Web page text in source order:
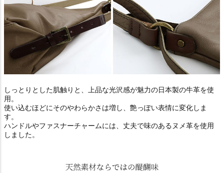
しっとりとした肌触りと、上品な光沢感が魅力の日本製の牛革を使
用。
使い込むほどにそのやわらかさは増し、艶っぽい表情に変化しま
す。
ハンドルやファスナーチャームには、丈夫で味のあるヌメ革を使用
しました。